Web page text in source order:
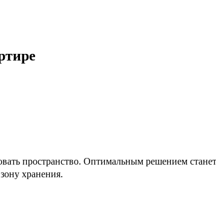
пространство. Оптимальным решением
хранения.